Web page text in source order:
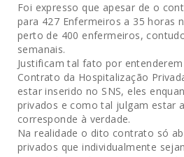
Foi expresso que apesar de o
para 427 Enfermeiros a 35 horas
perto de 400 enfermeiros,
semanais.
Justificam tal fato por
Contrato da Hospitalização
estar inserido no SNS, eles
privados e como tal julgam estar
corresponde à verdade.
Na realidade o dito contrato só
privados que individualmente